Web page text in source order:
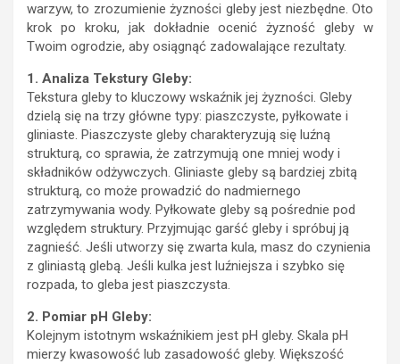
warzyw, to zrozumienie żyzności gleby jest niezbędne. Oto
krok po kroku, jak dokładnie ocenić żyzność gleby w
Twoim ogrodzie, aby osiągnąć zadowalające rezultaty.
1. Analiza Tekstury Gleby:
Tekstura gleby to kluczowy wskaźnik jej żyzności. Gleby
dzielą się na trzy główne typy: piaszczyste, pyłkowate i
gliniaste. Piaszczyste gleby charakteryzują się luźną
strukturą, co sprawia, że zatrzymują one mniej wody i
składników odżywczych. Gliniaste gleby są bardziej zbitą
strukturą, co może prowadzić do nadmiernego
zatrzymywania wody. Pyłkowate gleby są pośrednie pod
względem struktury. Przyjmując garść gleby i spróbuj ją
zagnieść. Jeśli utworzy się zwarta kula, masz do czynienia
z gliniastą glebą. Jeśli kulka jest luźniejsza i szybko się
rozpada, to gleba jest piaszczysta.
2. Pomiar pH Gleby:
Kolejnym istotnym wskaźnikiem jest pH gleby. Skala pH
mierzy kwasowość lub zasadowość gleby. Większość